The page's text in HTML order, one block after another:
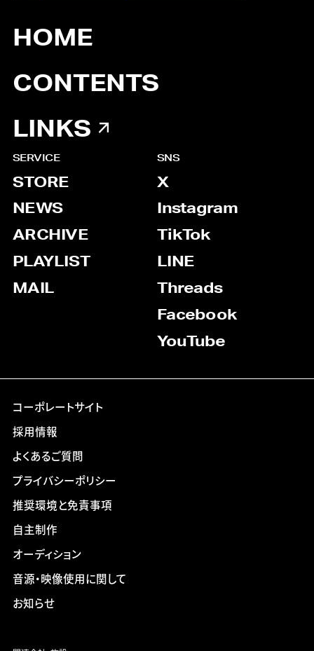
HOME
CONTENTS
LINKS
SERVICE
STORE
NEWS
ARCHIVE
PLAYLIST
MAIL
SNS
X
Instagram
TikTok
LINE
Threads
Facebook
YouTube
コーポレートサイト
採用情報
よくあるご質問
プライバシーポリシー
推奨環境と免責事項
自主制作
オーディション
音源・映像使用に関して
お知らせ